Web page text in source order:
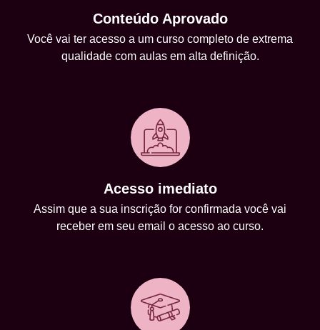
Conteúdo Aprovado
Você vai ter acesso a um curso completo de extrema
qualidade com aulas em alta definição.
Acesso imediato
Assim que a sua inscrição for confirmada você vai
receber em seu email o acesso ao curso.